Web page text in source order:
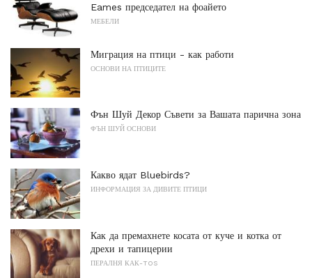
Eames председател на фоайето
МЕБЕЛИ
Миграция на птици - как работи
ОСНОВИ НА ПТИЦИТЕ
Фън Шуй Декор Съвети за Вашата парична зона
ФЪН ШУЙ ОСНОВИ
Какво ядат Bluebirds?
ИНФОРМАЦИЯ ЗА ДИВИТЕ ПТИЦИ
Как да премахнете косата от куче и котка от
дрехи и тапицерии
ПЕРАЛНЯ КАК-TOS